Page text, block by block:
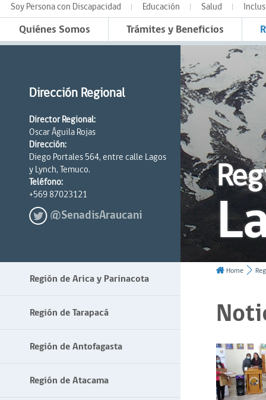
Soy Persona con Discapacidad Educación Salud
Quiénes Somos Trámites y Beneficios
Dirección Regional
Director Regional:
Oscar Águila Rojas
Dirección:
Diego Portales 564, entre calle Lagos
y Lynch, Temuco.
Teléfono:
+569 87023121
@SenadisAraucani
Región de Arica y Parinacota
Región de Tarapacá
Región de Antofagasta
Región de Atacama
Home